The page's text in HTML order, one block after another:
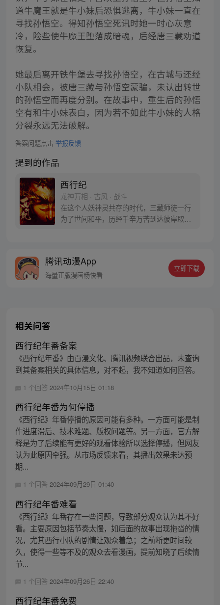
道牛魔王就是牛小妹后恐惧逃离，牛小妹一直在
寻找孙悟空。得知孙悟空死讯时她一时心灰意
冷，险些使牛魔王堕落成暗魂，后经唐三藏劝道
恢复。
她最后离开铁牛堡去寻找孙悟空，在古城与还经
小队相会，被唐三藏与孙悟空蒙骗，未认出转世
的孙悟空而再度分别。在故事中，重生后的孙悟
空有和牛小妹表白，因为若不如此牛小妹的人格
分裂永远无法破解。
答案问题点击 举报反馈
提到的作品
西行纪
龙神万相 · 古风 · 战斗
在这个人妖神灵共存的时代，三藏师徒一行
为了世间和平，历经千辛万苦到达彼岸取
辞万难，找到唐三藏大法师，和他一起重新
寻回徒弟们，组成全新“西行小队”，再度踏
腾讯动漫App
海量正版漫画畅快看
立即下载
相关问答
西行纪年番备案
《西行纪年番》由百漫文化、腾讯视频联合出品，未查询
到其备案相关的具体信息，对不起，我不知道如何回答。
1 个回答 2024年10月15日 01:18
西行纪年番为何停播
《西行纪》年番停播的原因可能有多种。一方面可能是制
作进度滞后、技术难题、版权问题等。另一方面，官方解
释是为了后续能有更好的观看体验所以选择停播，但网友
认为此原因牵强。从市场反馈来看，其播出效果未达预
期...
1 个回答 2024年09月29日 01:40
西行纪年番难看
《西行纪》年番存在一些问题，导致部分观众认为其不好
看。主要原因包括节奏太慢，如后面的故事出现拖沓的情
况，尤其西行小队的剧情让观众着急；之前断更时间较
久，使得一些等不及的观众去看漫画，提前知晓了后续情
节...
1 个回答 2024年09月26日 22:40
西行纪年番免费